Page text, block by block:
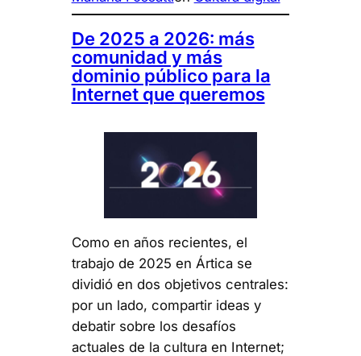
De 2025 a 2026: más
comunidad y más
dominio público para la
Internet que queremos
Como en años recientes, el
trabajo de 2025 en Ártica se
dividió en dos objetivos centrales:
por un lado, compartir ideas y
debatir sobre los desafíos
actuales de la cultura en Internet;